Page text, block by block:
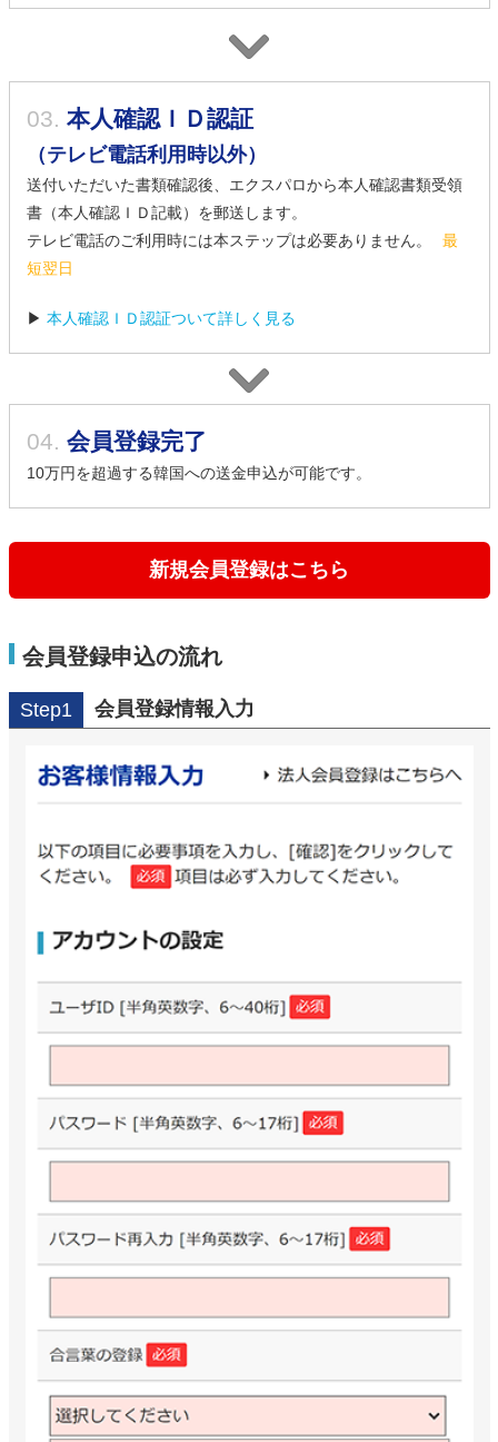
03. 本人確認ＩＤ認証
（テレビ電話利用時以外）
送付いただいた書類確認後、エクスパロから本人確認書類受領
書（本人確認ＩＤ記載）を郵送します。
テレビ電話のご利用時には本ステップは必要ありません。
最
短翌日
▶ 本人確認ＩＤ認証ついて詳しく見る
04. 会員登録完了
10万円を超過する韓国への送金申込が可能です。
新規会員登録はこちら
会員登録申込の流れ
Step1 会員登録情報入力